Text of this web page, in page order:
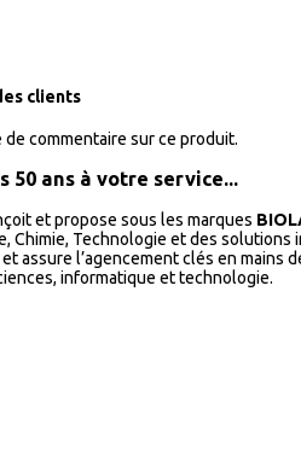
clients
de commentaire sur ce produit.
50 ans à votre service...
et propose sous les marques
Chimie, Technologie et des
assure l’agencement clés en
informatique et technologie.